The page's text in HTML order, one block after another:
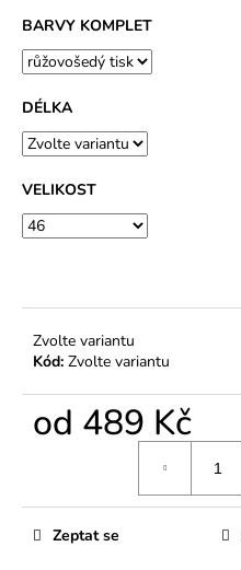
BARVY KOMPLET
DÉLKA
VELIKOST
Zvolte variantu
Kód: Zvolte variantu
od 489 Kč
Zeptat se
ROVNÝ
TEPLÁKOVÝ
KABÁT
-
DÉLEK
1
200